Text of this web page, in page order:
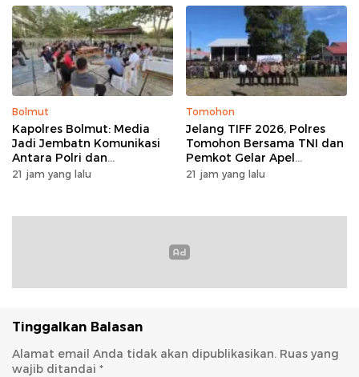
Bolmut
Kapolres Bolmut: Media
Jadi Jembatn Komunikasi
Antara Polri dan
Masyarakat
21 jam yang lalu
Tomohon
Jelang TIFF 2026, Polres
Tomohon Bersama TNI dan
Pemkot Gelar Apel
Kesiapan Pengamanan
21 jam yang lalu
Tinggalkan Balasan
Alamat email Anda tidak akan dipublikasikan. Ruas yang
wajib ditandai *